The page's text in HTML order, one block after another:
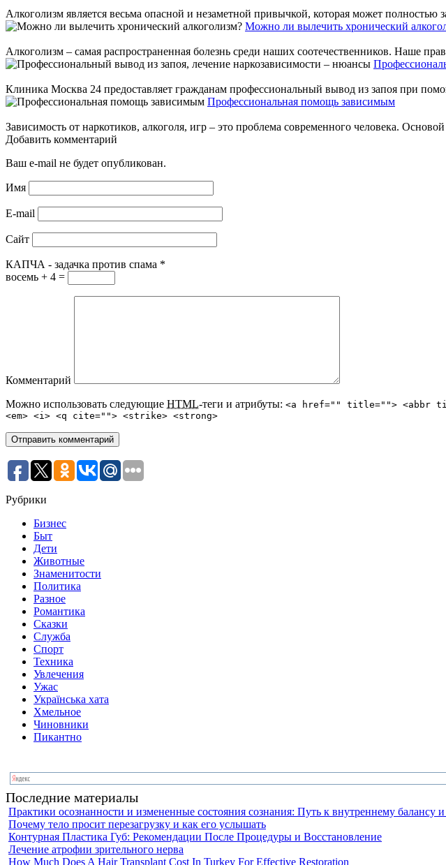
Алкоголизм является весьма опасной и незаметной привычкой, которая может полностью
Можно ли вылечить хронический
Алкоголизм – самая распространенная болезнь среди наших соотечественников. Наше
Клиника Москва 24 предоставляет гражданам профессиональный вывод из запоя при
Профессиональная помощь зависимым
Зависимость от наркотиков, алкоголя, игр – это проблема современного человека.
Добавить комментарий
Ваш e-mail не будет опубликован.
Имя
E-mail
Сайт
КАПЧА - задачка против спама *
восемь + 4 =
Комментарий
Можно использовать следующие HTML-теги и атрибуты: <a href="" title=""> <abbr
<em> <i> <q cite=""> <strike> <strong>
Рубрики
Бизнес
Быт
Дети
Животные
Знаменитости
Политика
Разное
Романтика
Сказки
Служба
Спорт
Техника
Увлечения
Ужас
Українська хата
Хмельное
Чиновники
Пикантно
Последние материалы
Практики осознанности и измененные состояния сознания: Путь к внутреннему балансу
Почему тело просит перезагрузку и как его услышать
Контурная Пластика Губ: Рекомендации После Процедуры и Восстановление
Лечение атрофии зрительного нерва
How Much Does A Hair Transplant Cost In Turkey For Effective Restoration